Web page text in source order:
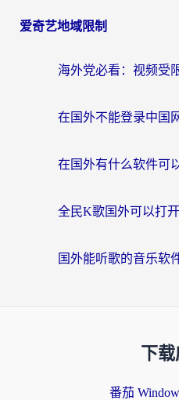
爱奇艺地域限制
下
番茄